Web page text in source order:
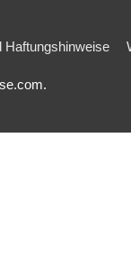
Haftungshinweise